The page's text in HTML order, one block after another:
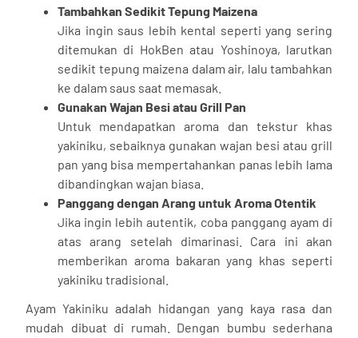
Tambahkan Sedikit Tepung Maizena
Jika ingin saus lebih kental seperti yang sering
ditemukan di HokBen atau Yoshinoya, larutkan
sedikit tepung maizena dalam air, lalu tambahkan
ke dalam saus saat memasak.
Gunakan Wajan Besi atau Grill Pan
Untuk mendapatkan aroma dan tekstur khas
yakiniku, sebaiknya gunakan wajan besi atau grill
pan yang bisa mempertahankan panas lebih lama
dibandingkan wajan biasa.
Panggang dengan Arang untuk Aroma Otentik
Jika ingin lebih autentik, coba panggang ayam di
atas arang setelah dimarinasi. Cara ini akan
memberikan aroma bakaran yang khas seperti
yakiniku tradisional.
Ayam Yakiniku adalah hidangan yang kaya rasa dan
mudah dibuat di rumah. Dengan bumbu sederhana